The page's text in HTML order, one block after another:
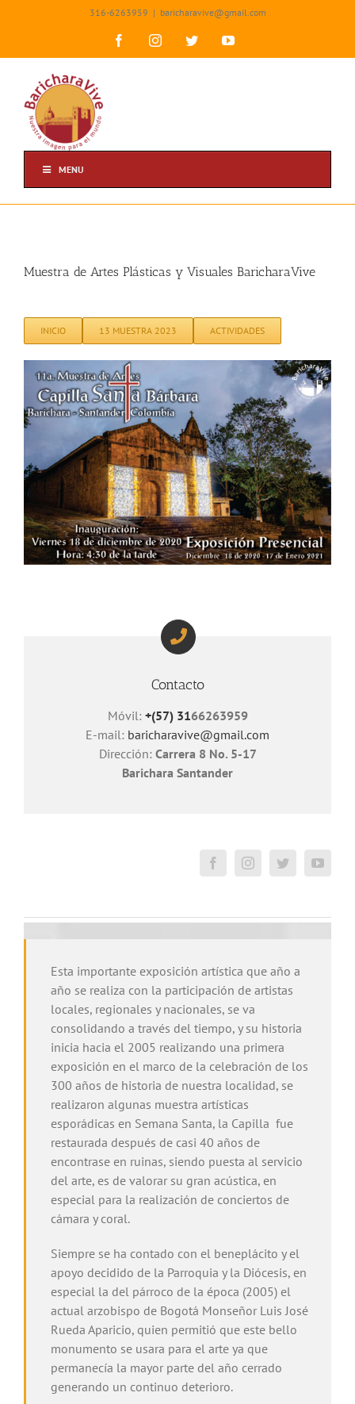
316-6263959 | baricharavive@gmail.com
FacebookInstagramTwitterYouTube
MENU
Muestra de Artes Plásticas y Visuales BaricharaVive
INICIO 13 MUESTRA 2023 ACTIVIDADES
Contacto
Móvil: +(57) 3166263959
E-mail: baricharavive@gmail.com
Dirección: Carrera 8 No. 5-17
Barichara Santander
Esta importante exposición artística que año a
año se realiza con la participación de artistas
locales, regionales y nacionales, se va
consolidando a través del tiempo, y su historia
inicia hacia el 2005 realizando una primera
exposición en el marco de la celebración de los
300 años de historia de nuestra localidad, se
realizaron algunas muestra artísticas
esporádicas en Semana Santa, la Capilla fue
restaurada después de casi 40 años de
encontrase en ruinas, siendo puesta al servicio
del arte, es de valorar su gran acústica, en
especial para la realización de conciertos de
cámara y coral.
Siempre se ha contado con el beneplácito y el
apoyo decidido de la Parroquia y la Diócesis, en
especial la del párroco de la época (2005) el
actual arzobispo de Bogotá Monseñor Luis José
Rueda Aparicio, quien permitió que este bello
monumento se usara para el arte ya que
permanecía la mayor parte del año cerrado
generando un continuo deterioro.